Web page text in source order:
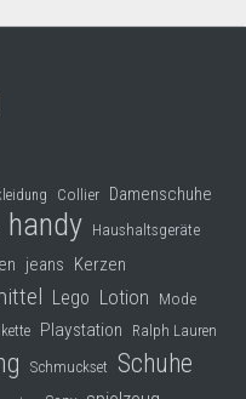
Collier Damenschuhe
handy Haushaltsgeräte
jeans Kerzen
Lego Lotion Mode
Playstation Ralph Lauren
Schmuckset Schuhe